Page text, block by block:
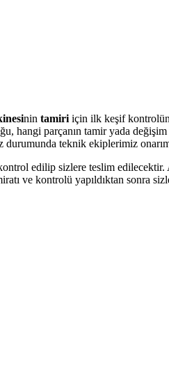
nin tamiri için ilk keşif
hangi parçanın tamir yada
teknik ekiplerimiz
edilip sizlere teslim
ve kontrolü yapıldıktan sonra